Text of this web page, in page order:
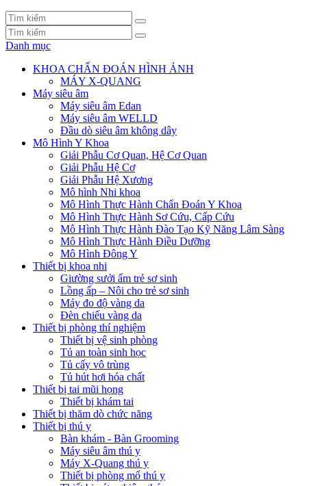
Danh mục
KHOA CHẨN ĐOÁN HÌNH ẢNH
MÁY X-QUANG
Máy siêu âm
Máy siêu âm Edan
Máy siêu âm WELLD
Đầu dò siêu âm không dây
Mô Hình Y Khoa
Giải Phẫu Cơ Quan, Hệ Cơ Quan
Giải Phẫu Hệ Cơ
Giải Phẫu Hệ Xương
Mô hình Nhi khoa
Mô Hình Thực Hành Chẩn Đoán Y Khoa
Mô Hình Thực Hành Sơ Cứu, Cấp Cứu
Mô Hình Thực Hành Đào Tạo Kỹ Năng Lâm Sàng
Mô Hình Thực Hành Điều Dưỡng
Mô Hình Đông Y
Thiết bị khoa nhi
Giường sưởi ấm trẻ sơ sinh
Lồng ấp – Nôi cho trẻ sơ sinh
Máy đo độ vàng da
Đèn chiếu vàng da
Thiết bị phòng thí nghiệm
Thiết bị vệ sinh phòng
Tủ an toàn sinh học
Tủ cấy vô trùng
Tủ hút hơi hóa chất
Thiết bị tai mũi họng
Thiết bị khám tai
Thiết bị thăm dò chức năng
Thiết bị thú y
Bàn khám - Bàn Grooming
Máy siêu âm thú y
Máy X-Quang thú y
Thiết bị phòng mổ thú y